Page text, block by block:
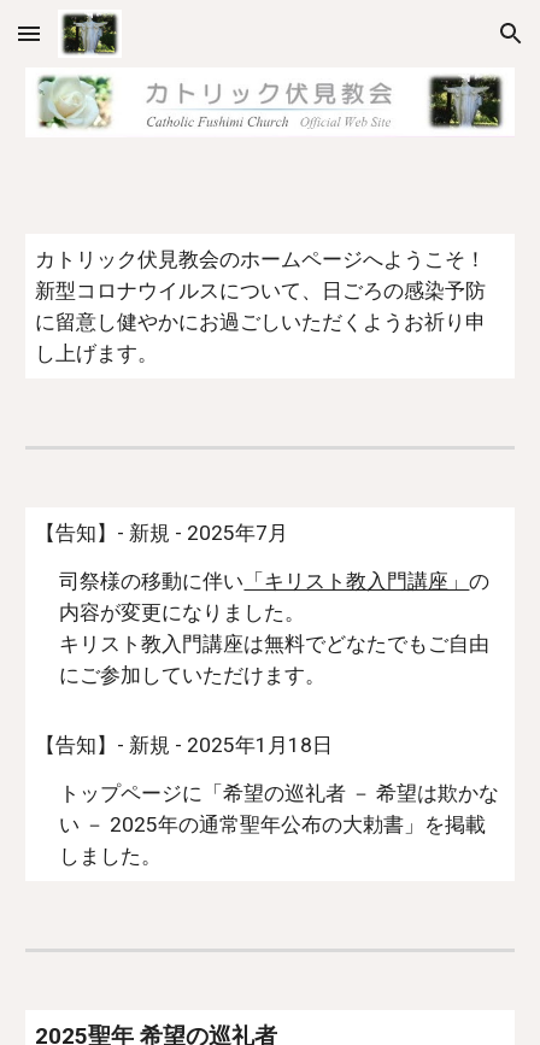
Skip to main content Skip to navigation
カトリック伏見教会のホームページへようこそ！
新型コロナウイルスについて、日ごろの感染予防
に留意し健やかにお過ごしいただくようお祈り申
し上げます。
【告知】- 新規 - 2025年7月
司祭様の移動に伴い 「キリスト教入門講座」の
内容が変更になりました。
キリスト教入門講座は無料でどなたでもご自由
にご参加していただけます。
【告知】- 新規 - 2025年1月18日
トップページに「希望の巡礼者 － 希望は欺かな
い － 2025年の通常聖年公布の大勅書」を掲載
しました。
2025聖年 希望の巡礼者